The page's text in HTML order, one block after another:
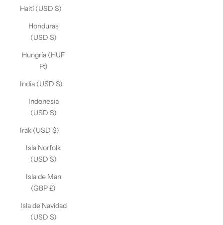
Haití (USD $)
Honduras
(USD $)
Hungría (HUF
Ft)
India (USD $)
Indonesia
(USD $)
Irak (USD $)
Isla Norfolk
(USD $)
Isla de Man
(GBP £)
Isla de Navidad
(USD $)